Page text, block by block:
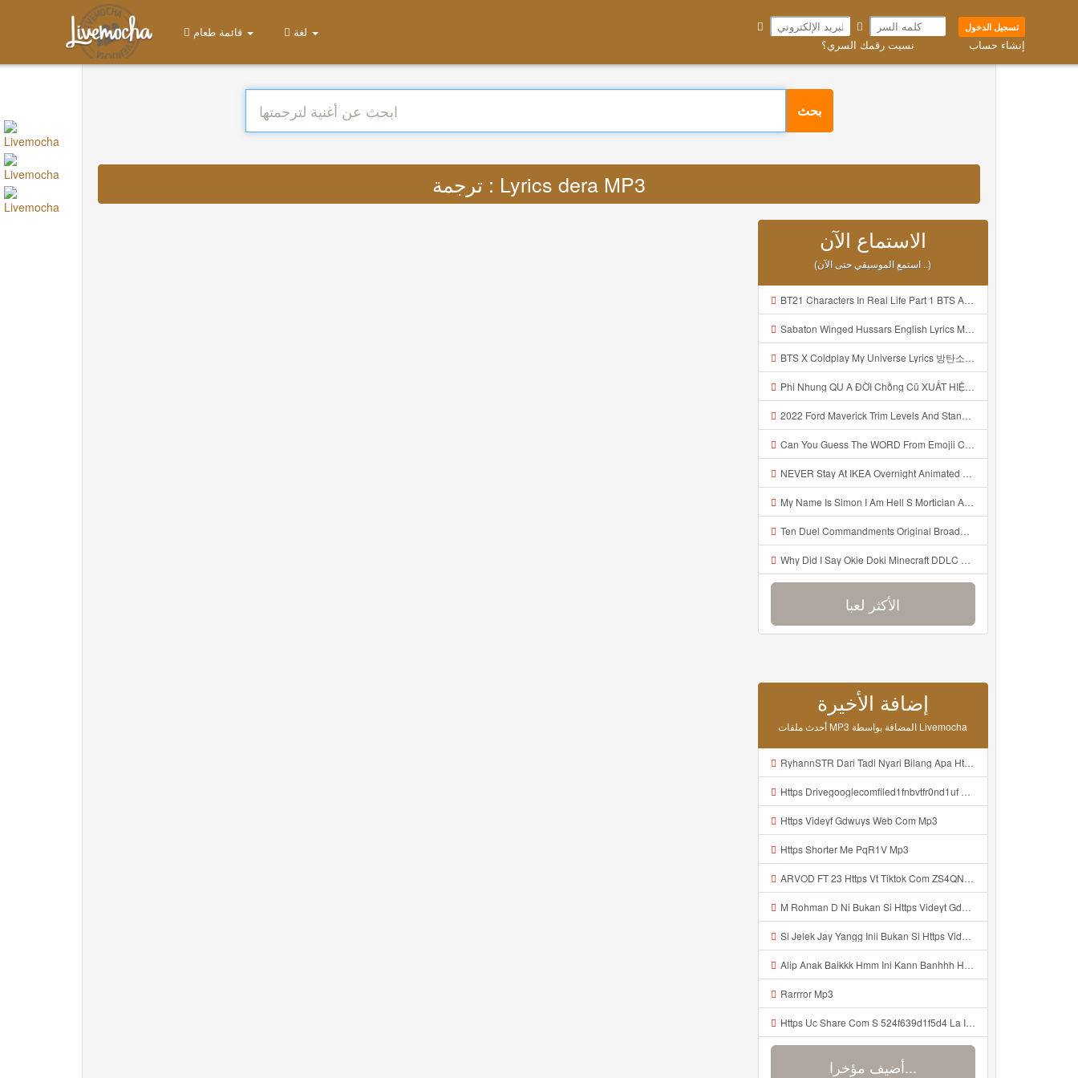
تسجيل الدخول
إنشاء حساب نسيت رقمك السري؟
بحث
ترجمة : Lyrics dera MP3
الاستماع الآن
(استمع الموسيقي حتى الآن ..)
BT21 Characters In Real Life Part 1 BTS AND BT21 방탄소년단 BT21 BT21아가들은 아빠조아 따라쟁이들 BTS Vs BT21 Mp3
Sabaton Winged Hussars English Lyrics Mp3
BTS X Coldplay My Universe Lyrics 방탄소년단 콜드플레이 My Universe 가사 Color Coded Lyrics Han Rom Eng Mp3
Phi Nhung QU A ĐỜI Chồng Cũ XUẤT HIỆN Khóc Hối Hận Vì Làm Điều KHỦNG KHIẾP Với Cô Mp3
2022 Ford Maverick Trim Levels And Standard Features Explained Mp3
Can You Guess The WORD From Emojii COMPOUND WORD EMOJII CHALLENGE 90 PEOPLE FAIL Guess Mp3
NEVER Stay At IKEA Overnight Animated SCP 3008 Horror Story Mp3
My Name Is Simon I Am Hell S Mortician And I Am Going To Kill God Creepypasta Mp3
Ten Duel Commandments Original Broadway Cast Of Hamilton Lyrics Mp3
Why Did I Say Okie Doki Minecraft DDLC Animated Music Video Song By The Stupendium Mp3
الأكثر لعبا
إضافة الأخيرة
أحدث ملفات MP3 المضافة بواسطة Livemocha
RyhannSTR Dari Tadi Nyari Bilang Apa Https Videeyc Gdwuys Web Id ᅠ ᅠ ᅠ ᅠ ᅠ ᅠ ᅠ ᅠ ᅠ ᅠ ᅠ ᅠ ᅠ ᅠ ᅠ ᅠ ᅠ ᅠ ᅠ ᅠ ᅠ ᅠ ᅠ ᅠ ᅠ ᅠ ᅠ ᅠ ᅠ ᅠ ᅠ ᅠ ᅠ ᅠ ᅠ ᅠ ᅠ ᅠ ᅠ ᅠ ᅠ ᅠ ᅠ ᅠ ᅠ ᅠ ᅠ ᅠ ᅠ ᅠ ᅠ ᅠ ᅠ ᅠ ᅠ ᅠ ᅠ ᅠ OK Mp3
Https Drivegooglecomfiled1fnbvtfr0nd1uf Mp3
Https Videyf Gdwuys Web Com Mp3
Https Shorter Me PqR1V Mp3
ARVOD FT 23 Https Vt Tiktok Com ZS4QNhMaV Mp3
M Rohman D Ni Bukan Si Https Videyt Gdwuys Web Id ᅠ ᅠ ᅠ ᅠ ᅠ ᅠ ᅠ ᅠ ᅠ ᅠ ᅠ ᅠ ᅠ ᅠ ᅠ ᅠ ᅠ ᅠ ᅠ ᅠ ᅠ ᅠ ᅠ ᅠ ᅠ ᅠ ᅠ ᅠ ᅠ ᅠ ᅠ Mp3
Si Jelek Jay Yangg Inii Bukan Si Https Videyt Gdwuys Web Idᅟᅟᅟᅟᅟᅟᅟᅟᅟᅟᅟᅟᅟᅟᅟᅟᅟᅟᅟᅟᅟᅟᅟᅟᅟᅟᅟᅟᅟᅟᅟᅟᅟᅟᅟᅟᅟᅟᅟᅟᅟᅟᅟᅟᅟᅟᅟᅟᅟᅟᅟᅟᅟᅟᅟᅟᅟᅟᅟᅟᅟᅟᅟᅟ ᅠ ᅠ ᅠ ᅠ ᅠ ᅠ ᅠ ᅠ ᅠ ᅠ ᅠ ᅠ ᅠ ᅠ ᅠ ᅠ ᅠ ᅠ ᅠ ᅠ OKK ᅠ ᅠ ᅠ ᅠ ᅠ ᅠ ᅠ ᅠ ᅠ ᅠ ᅠ ᅠ ᅠ ᅠ ᅠ ᅠ ᅠ ᅠ ᅠ ᅠ ᅠ ᅠ ᅠ ᅠ ᅠ ᅠ ᅠ ᅠ ᅠ ᅠ ᅠ ᅠ ᅠ ᅠ ᅠ ᅠ ᅠ ᅠ ᅠ ᅠ Mp3
Alip Anak Baikkk Hmm Ini Kann Banhhh Https Videey Dpoyn Cfd ᅠ ᅠ ᅠ ᅠ ᅠ ᅠ ᅠ P ᅠ ᅠ ᅠ Pᅠ P ᅠp ᅠ ᅠ ᅠ Uᅠ ᅠ ᅠ Vp ᅠ ᅠ ᅠ ᅠ ᅠ ᅠ ᅠ ᅠ ᅠ ᅠ ᅠ ᅠ ᅠ ᅠ ᅠ ᅠ ᅠ ᅠ ᅠ ᅠ ᅠ ᅠ ᅠ ᅠ ᅠ ᅠ ᅠ ᅠ ᅠ ᅠ ᅠ ᅠ ᅠ ᅠ ᅠ ᅠ ᅠ Mp3
Rarrror Mp3
Https Uc Share Com S 524f639d1f5d4 La Id Mp3
أضيف مؤخرا...